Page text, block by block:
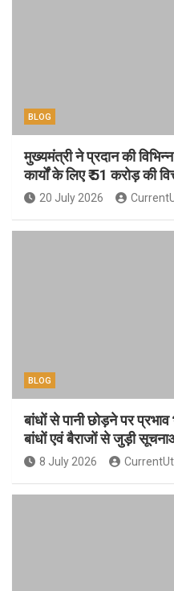
BLOG
मुख्यमंत्री ने प्रदान की
कार्यों के लिए ₹ 51 करोड़ की
20 July 2026
BLOG
बांधों से पानी छोड़ने पर प्रभाव
बांधों एवं बैराजों से जुड़ी
8 July 2026